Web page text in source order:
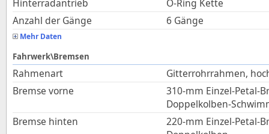
Hinterradantrieb
O-Ring Kette
Anzahl der Gänge
6 Gänge
Mehr Daten
Fahrwerk\Bremsen
Rahmenart
Gitterrohrrahmen,
Bremse vorne
310-mm Einzel-Petal-
Doppelkolben-
Bremse hinten
220-mm Einzel-Petal-